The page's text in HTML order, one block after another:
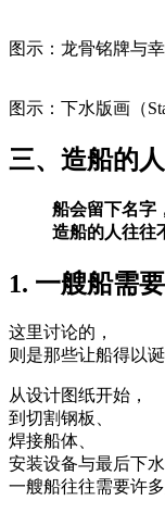
图示：龙骨铭牌与
图示：下水版画（
三、造船的人
船会留下名字
造船的人往往
1. 一艘船需
这里讨论的，
则是那些让船得以诞
从设计图纸开始，
到切割钢板、
焊接船体、
安装设备与最后下水
一艘船往往需要许多